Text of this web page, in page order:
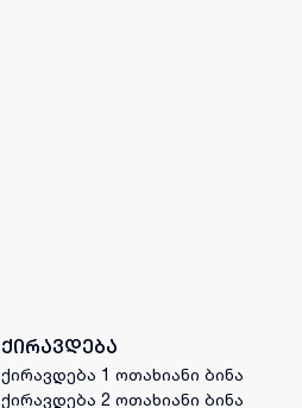
ქირავდება
ქირავდება 1 ოთახიანი ბინა
ქირავდება 2 ოთახიანი ბინა